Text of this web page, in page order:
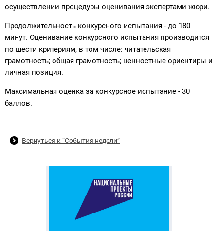
осуществлении процедуры оценивания экспертами жюри.
Продолжительность конкурсного испытания - до 180
минут. Оценивание конкурсного испытания производится
по шести критериям, в том числе: читательская
грамотность; общая грамотность; ценностные ориентиры и
личная позиция.
Максимальная оценка за конкурсное испытание - 30
баллов.
Вернуться к “События недели”